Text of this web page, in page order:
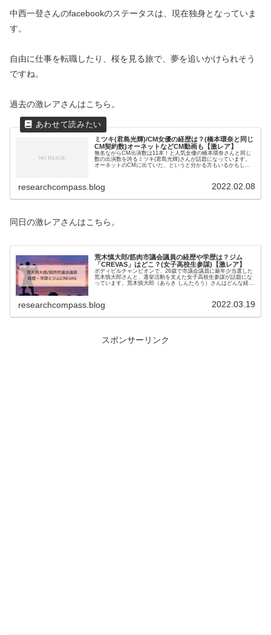
中西一登さんのfacebookのステータスは、現在独身となっていま
す。
自由に仕事を転職したり、桜を見る旅で、夢を追いかけられそう
ですね。
過去の激レアさんはこちら。
ミツキ(君島光輝)/CM女優の経歴は？(橋本環奈と同じ
CM契約数)オーネットなどCM動画も【激レア】
無名ながらCM出演数は11本！と人気女優の橋本環奈さんと同じ
数の出演数を誇るミツキ(君島光輝)さんが話題になっています。
オーネットのCMに出ていた、というと分かる方もいるかもしれ
researchcompass.blog 2022.02.08
同日の激レアさんはこちら。
荒木慎大郎/筋肉市議会議員の経歴や学歴は？ジム
「CREVAS」はどこ？(女子高校生参謀)【激レア】
ボディビルチャンピオンで、26歳で市議会議員に最年少当選した
荒木慎大郎さんと、選挙活動を支えた女子高校生参謀が話題にな
っています。荒木慎大郎（あらき しんたろう）さんはどんな経歴
researchcompass.blog 2022.03.19
スポンサーリンク